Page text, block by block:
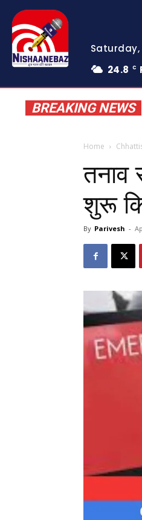
Saturday,
24.8
C
BREAKING NEWS
Home
शुरू
By Parivesh -